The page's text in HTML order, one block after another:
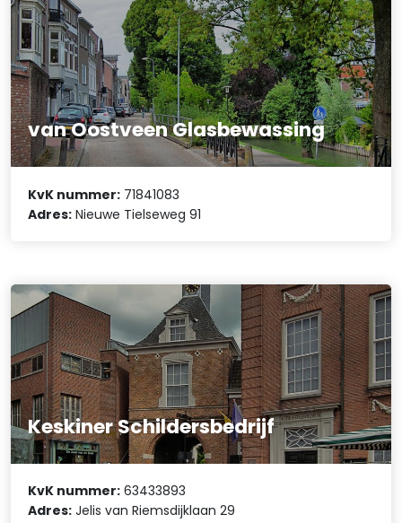
van Oostveen Glasbewassing
KvK nummer: 71841083
Adres: Nieuwe Tielseweg 91
Keskiner Schildersbedrijf
KvK nummer: 63433893
Adres: Jelis van Riemsdijklaan 29